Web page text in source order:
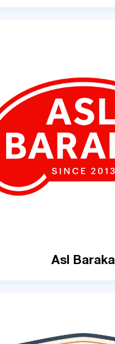
Asl Baraka